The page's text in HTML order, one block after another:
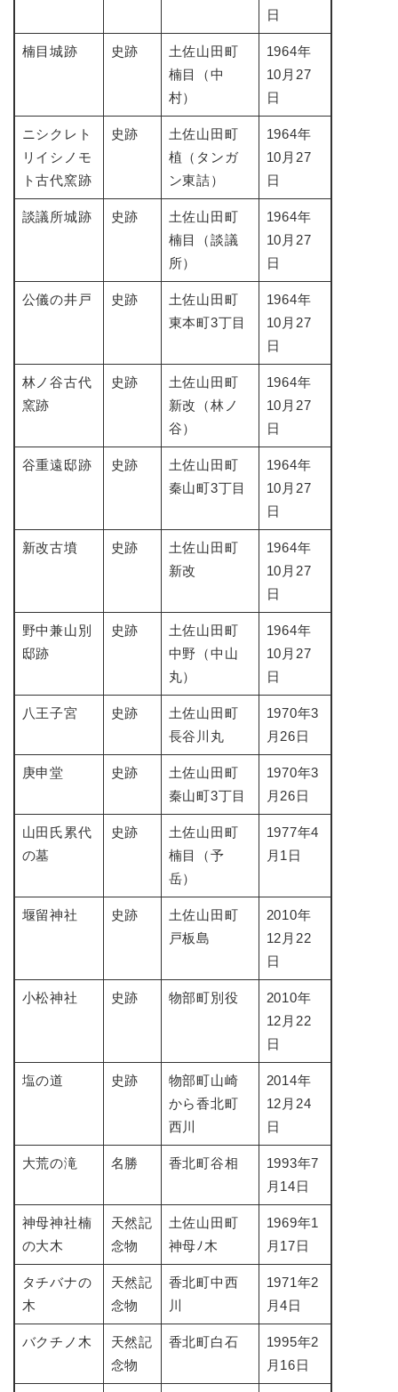
日
楠目城跡 史跡
土佐山田町
楠目（中
村）
1964年
10月27
日
ニシクレト
リイシノモ
ト古代窯跡
史跡
土佐山田町
植（タンガ
ン東詰）
1964年
10月27
日
談議所城跡 史跡
土佐山田町
楠目（談議
所）
1964年
10月27
日
公儀の井戸 史跡
土佐山田町
東本町3丁目
1964年
10月27
日
林ノ谷古代
窯跡
史跡
土佐山田町
新改（林ノ
谷）
1964年
10月27
日
谷重遠邸跡 史跡
土佐山田町
秦山町3丁目
1964年
10月27
日
新改古墳 史跡
土佐山田町
新改
1964年
10月27
日
野中兼山別
邸跡
史跡
土佐山田町
中野（中山
丸）
1964年
10月27
日
八王子宮 史跡
土佐山田町
長谷川丸
1970年3
月26日
庚申堂 史跡
土佐山田町
秦山町3丁目
1970年3
月26日
山田氏累代
の墓
史跡
土佐山田町
楠目（予
岳）
1977年4
月1日
堰留神社 史跡
土佐山田町
戸板島
2010年
12月22
日
小松神社 史跡 物部町別役
2010年
12月22
日
塩の道 史跡
物部町山崎
から香北町
西川
2014年
12月24
日
大荒の滝 名勝 香北町谷相
1993年7
月14日
神母神社楠
の大木
天然記
念物
土佐山田町
神母ﾉ木
1969年1
月17日
タチバナの
木
天然記
念物
香北町中西
川
1971年2
月4日
バクチノ木
天然記
念物
香北町白石
1995年2
月16日